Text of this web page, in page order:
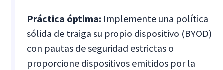
Práctica óptima: Implemente una política
sólida de traiga su propio dispositivo (BYOD)
con pautas de seguridad estrictas o
proporcione dispositivos emitidos por la